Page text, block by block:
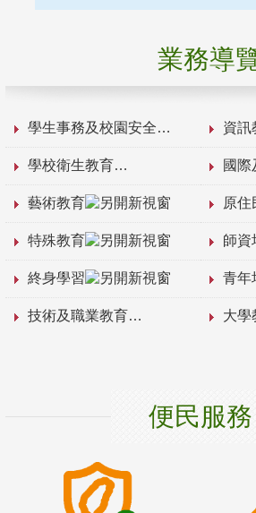
業務導
學生事務及校園安全 資訊
學校衛生教育 國際
藝術教育 原住
特殊教育 師資
終身學習 青年
技術及職業教育 大學
便民服務